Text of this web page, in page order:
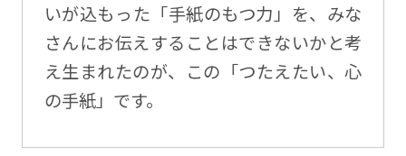
いが込もった「手紙のもつ力」を、みな
さんにお伝えすることはできないかと考
え生まれたのが、この「つたえたい、心
の手紙」です。